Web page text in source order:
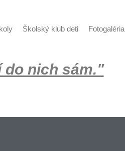
Školský klub deti Fotogaléria
nich sám."